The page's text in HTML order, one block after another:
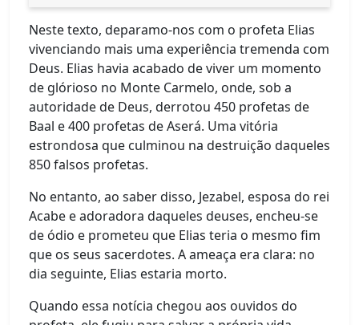
Neste texto, deparamo-nos com o profeta Elias
vivenciando mais uma experiência tremenda com
Deus. Elias havia acabado de viver um momento
de glórioso no Monte Carmelo, onde, sob a
autoridade de Deus, derrotou 450 profetas de
Baal e 400 profetas de Aserá. Uma vitória
estrondosa que culminou na destruição daqueles
850 falsos profetas.
No entanto, ao saber disso, Jezabel, esposa do rei
Acabe e adoradora daqueles deuses, encheu-se
de ódio e prometeu que Elias teria o mesmo fim
que os seus sacerdotes. A ameaça era clara: no
dia seguinte, Elias estaria morto.
Quando essa notícia chegou aos ouvidos do